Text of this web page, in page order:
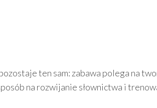
ten sam: zabawa polega na
na rozwijanie słownictwa i